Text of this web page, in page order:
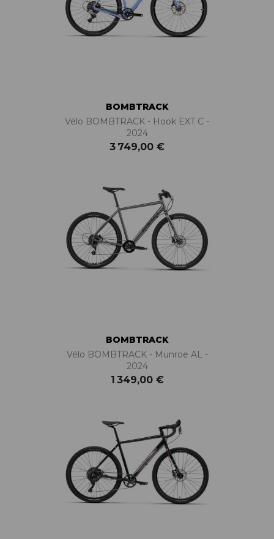
BOMBTRACK
Vélo BOMBTRACK - Hook EXT C -
2024
3 749,00 €
BOMBTRACK
Vélo BOMBTRACK - Munroe AL -
2024
1 349,00 €